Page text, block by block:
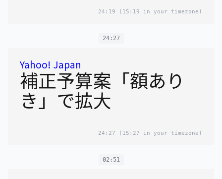
24:19 (15:19 in your timezone)
24:27
Yahoo! Japan
補正予算案「額あり
き」で拡大
24:27 (15:27 in your timezone)
02:51